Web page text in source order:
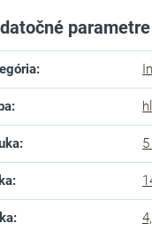
parametre
:
:
:
:
: